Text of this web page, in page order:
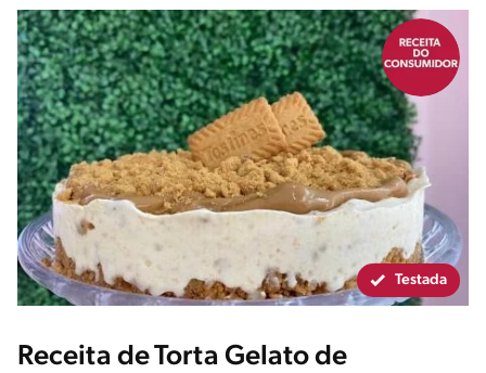
Testada
Receita de Torta Gelato de